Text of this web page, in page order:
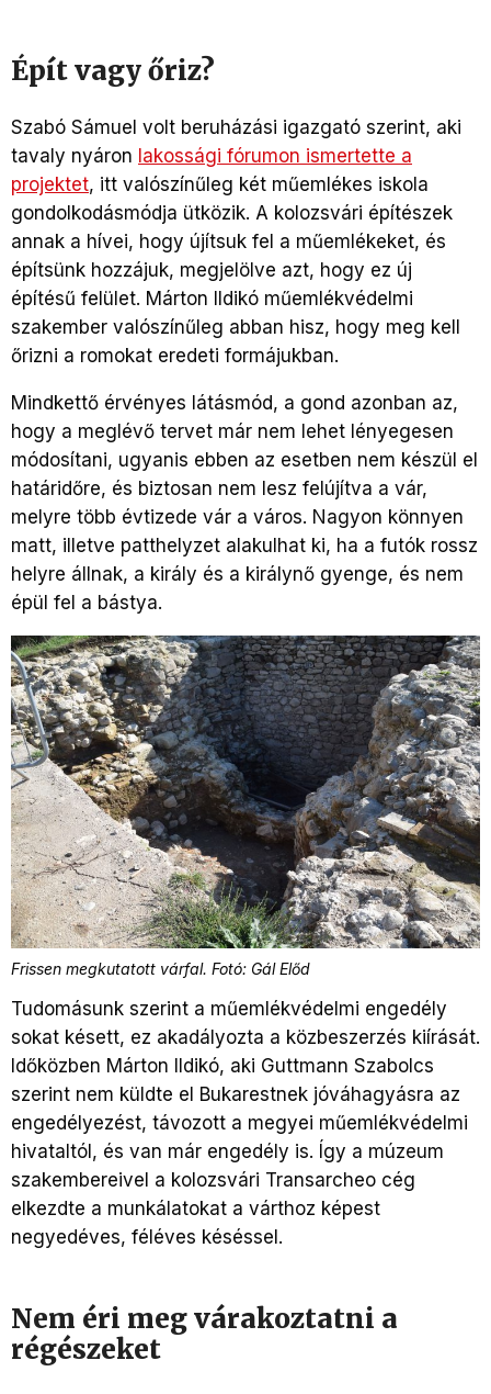
Épít vagy őriz?
Szabó Sámuel volt beruházási igazgató szerint, aki
tavaly nyáron lakossági fórumon ismertette a
projektet, itt valószínűleg két műemlékes iskola
gondolkodásmódja ütközik. A kolozsvári építészek
annak a hívei, hogy újítsuk fel a műemlékeket, és
építsünk hozzájuk, megjelölve azt, hogy ez új
építésű felület. Márton Ildikó műemlékvédelmi
szakember valószínűleg abban hisz, hogy meg kell
őrizni a romokat eredeti formájukban.
Mindkettő érvényes látásmód, a gond azonban az,
hogy a meglévő tervet már nem lehet lényegesen
módosítani, ugyanis ebben az esetben nem készül el
határidőre, és biztosan nem lesz felújítva a vár,
melyre több évtizede vár a város. Nagyon könnyen
matt, illetve patthelyzet alakulhat ki, ha a futók rossz
helyre állnak, a király és a királynő gyenge, és nem
épül fel a bástya.
Frissen megkutatott várfal. Fotó: Gál Előd
Tudomásunk szerint a műemlékvédelmi engedély
sokat késett, ez akadályozta a közbeszerzés kiírását.
Időközben Márton Ildikó, aki Guttmann Szabolcs
szerint nem küldte el Bukarestnek jóváhagyásra az
engedélyezést, távozott a megyei műemlékvédelmi
hivataltól, és van már engedély is. Így a múzeum
szakembereivel a kolozsvári Transarcheo cég
elkezdte a munkálatokat a várthoz képest
negyedéves, féléves késéssel.
Nem éri meg várakoztatni a
régészeket